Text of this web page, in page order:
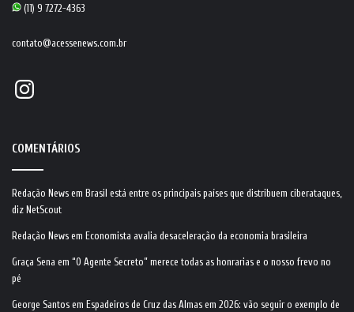
(11) 9 7272-4363
contato@acessenews.com.br
Instagram
COMENTÁRIOS
Redação News em Brasil está entre os principais países que distribuem ciberataques,
diz NetScout
Redação News em Economista avalia desaceleração da economia brasileira
Graça Sena em “O Agente Secreto” merece todas as honrarias e o nosso frevo no
pé
George Santos em Espadeiros de Cruz das Almas em 2026: vão seguir o exemplo de